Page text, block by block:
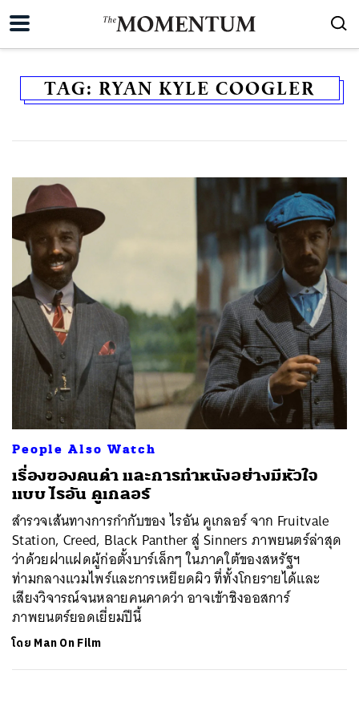
TAG: RYAN KYLE COOGLER
People Also Watch
เรื่องของคนดำ และการทำหนังอย่างมีหัวใจ
แบบ ไรอัน คูเกลอร์
สำรวจเส้นทางการกำกับของ ไรอัน คูเกลอร์ จาก Fruitvale
Station, Creed, Black Panther สู่ Sinners ภาพยนตร์ล่าสุด
ว่าด้วยฝาแฝดผู้ก่อตั้งบาร์เล็กๆ ในภาคใต้ของสหรัฐฯ
ท่ามกลางแวมไพร์และการเหยียดผิว ที่ทั้งโกยรายได้และ
เสียงวิจารณ์จนหลายคนคาดว่า อาจเข้าชิงออสการ์
ภาพยนตร์ยอดเยี่ยมปีนี้
โดย Man On Film
ค้นหา
SHARE TWEET